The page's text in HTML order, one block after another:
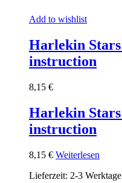
Add to wishlist
Harlekin
instruction
8,15 €
Harlekin
instruction
8,15 € Weiterlesen
Lieferzeit: 2-3 Werktage